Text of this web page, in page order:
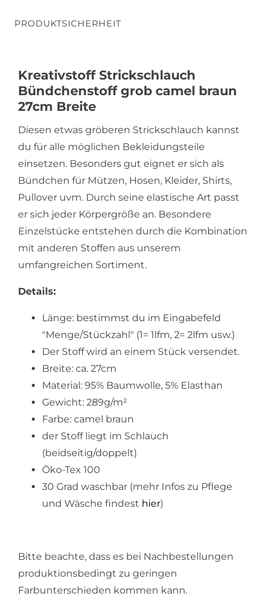
PRODUKTSICHERHEIT
Kreativstoff Strickschlauch
Bündchenstoff grob camel braun
27cm Breite
Diesen etwas gröberen Strickschlauch kannst
du für alle möglichen Bekleidungsteile
einsetzen. Besonders gut eignet er sich als
Bündchen für Mützen, Hosen, Kleider, Shirts,
Pullover uvm. Durch seine elastische Art passt
er sich jeder Körpergröße an. Besondere
Einzelstücke entstehen durch die Kombination
mit anderen Stoffen aus unserem
umfangreichen Sortiment.
Details:
Länge: bestimmst du im Eingabefeld
"Menge/Stückzahl" (1= 1lfm, 2= 2lfm usw.)
Der Stoff wird an einem Stück versendet.
Breite: ca. 27cm
Material: 95% Baumwolle, 5% Elasthan
Gewicht: 289g/m²
Farbe: camel braun
der Stoff liegt im Schlauch
(beidseitig/doppelt)
Öko-Tex 100
30 Grad waschbar (mehr Infos zu Pflege
und Wäsche findest hier)
Bitte beachte, dass es bei Nachbestellungen
produktionsbedingt zu geringen
Farbunterschieden kommen kann.